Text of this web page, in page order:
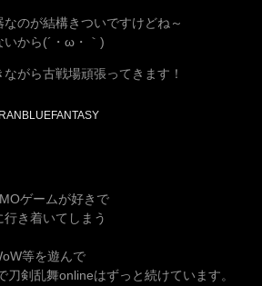
のが結構きついですけどね～
いから(´・ω・｀)
がら古戦場頑張ってきます！
ゲームが好きで
き着いてしまう
等を遊んで
刀剣乱舞onlineはずっと続けています。